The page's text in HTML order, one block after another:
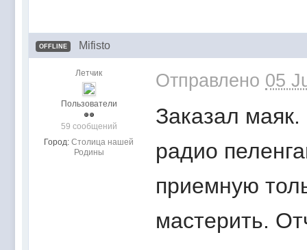
OFFLINE Mifisto
Летчик
Пользователи
59 сообщений
Город: Столица нашей
Родины
Отправлено 05
Заказал
радио
приемную
мастерить.